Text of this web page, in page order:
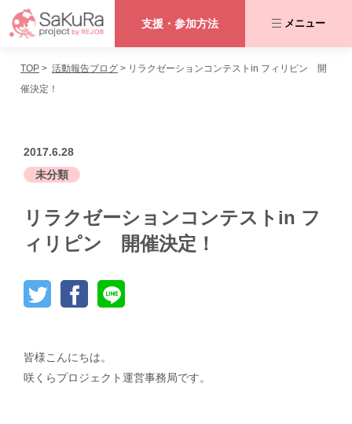
支援・参加方法 メニュー
咲くらプロジェクトとは
活動内容
協力者の皆さま
TOP 活動報告ブログ
リラクゼーションコンテストin フィリピン 開
催決定！
2017.6.28
未分類
リラクゼーションコンテストin フ
ィリピン 開催決定！
皆様こんにちは。
咲くらプロジェクト運営事務局です。